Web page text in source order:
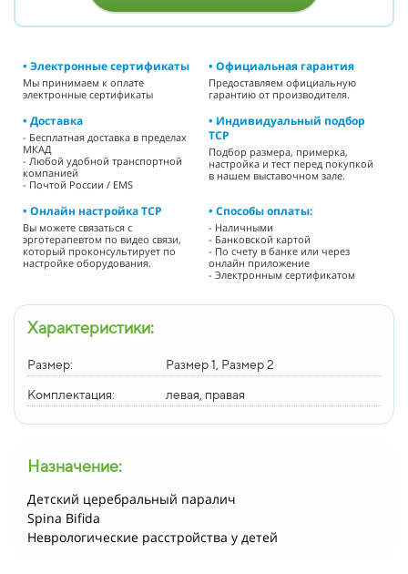
• Электронные сертификаты
Мы принимаем к оплате
электронные сертификаты
• Официальная гарантия
Предоставляем официальную
гарантию от производителя.
• Доставка
- Бесплатная доставка в пределах
МКАД
- Любой удобной транспортной
компанией
- Почтой России / EMS
• Индивидуальный подбор
ТСР
Подбор размера, примерка,
настройка и тест перед покупкой
в нашем выставочном зале.
• Онлайн настройка ТСР
Вы можете связаться с
эрготерапевтом по видео связи,
который проконсультирует по
настройке оборудования.
• Способы оплаты:
- Наличными
- Банковской картой
- По счету в банке или через
онлайн приложение
- Электронным сертификатом
Характеристики:
Размер: Размер 1, Размер 2
Комплектация: левая, правая
Назначение:
Детский церебральный паралич
Spina Bifida
Неврологические расстройства у детей